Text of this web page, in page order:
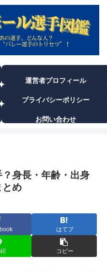
運営者プロフィール
プライバシーポリシー
お問い合わせ
身長・年齢・出身
とめ
はてブ
コピー